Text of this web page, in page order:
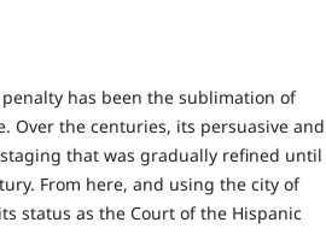
has been the sublimation of
Over the centuries, its persuasive and
that was gradually refined until
From here, and using the city of
status as the Court of the Hispanic